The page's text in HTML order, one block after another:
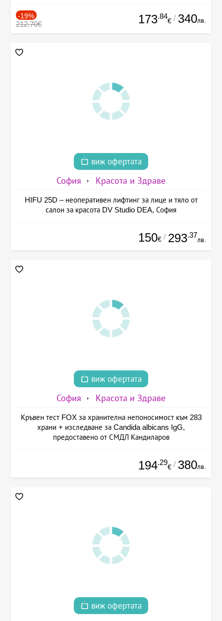
-19%
212.70€ 173.84
€ / 340лв.
виж офертата
София Красота и Здраве
HIFU 25D – неоперативен лифтинг за лице и тяло от
салон за красота DV Studio DEA, София
150€ / 293.37
лв.
виж офертата
София Красота и Здраве
Кръвен тест FOX за хранителна непоносимост към 283
храни + изследване за Candida albicans IgG,
предоставено от СМДЛ Кандиларов
194.29
€ / 380лв.
виж офертата